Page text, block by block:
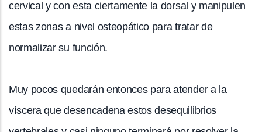
cervical y con esta ciertamente la dorsal y manipulen
estas zonas a nivel osteopático para tratar de
normalizar su función.
Muy pocos quedarán entonces para atender a la
víscera que desencadena estos desequilibrios